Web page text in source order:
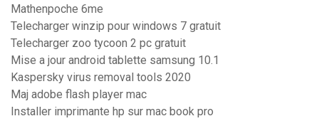
Mathenpoche 6me
Telecharger winzip pour windows 7 gratuit
Telecharger zoo tycoon 2 pc gratuit
Mise a jour android tablette samsung 10.1
Kaspersky virus removal tools 2020
Maj adobe flash player mac
Installer imprimante hp sur mac book pro